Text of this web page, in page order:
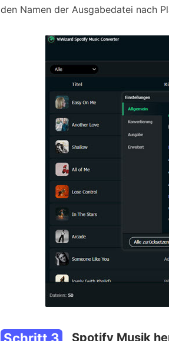
den Namen der Ausgabedatei nach
Spotify Musik